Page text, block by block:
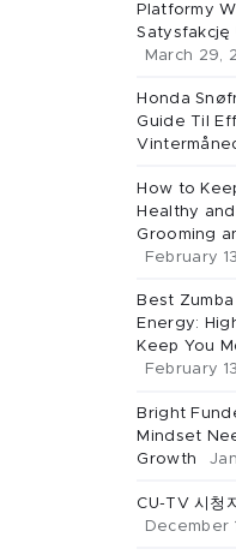
Platformy
Satysfakcję
March 29,
Honda
Guide Til
How to
Healthy
Grooming
February
Best
Energy:
Keep You
February
Bright
Mindset
Growth
CU-TV 시청
December